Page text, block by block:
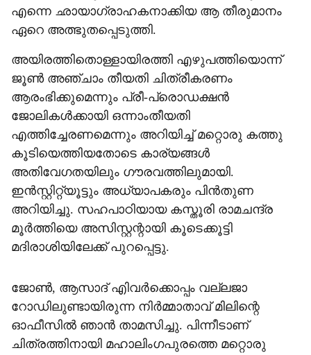
എന്നെ ഛായാഗ്രാഹകനാക്കിയ ആ തീരുമാനം
ഏറെ അത്ഭുതപ്പെടുത്തി.
അയിരത്തിതൊള്ളായിരത്തി എഴുപത്തിയൊന്ന്
ജൂണ്‍ അഞ്ചാം തീയതി ചിത്രീകരണം
ആരംഭിക്കുമെന്നും പ്രീ-പ്രൊഡക്ഷന്‍
ജോലികള്‍ക്കായി ഒന്നാംതീയതി
എത്തിച്ചേരണമെന്നും അറിയിച്ച് മറ്റൊരു കത്തു
കൂടിയെത്തിയതോടെ കാര്യങ്ങള്‍
അതിവേഗതയിലും ഗൗരവത്തിലുമായി.
ഇന്‍സ്റ്റിറ്റ്യൂട്ടും അധ്യാപകരും പിന്‍തുണ
അറിയിച്ചു. സഹപാഠിയായ കസ്തൂരി രാമചന്ദ്ര
മൂര്‍ത്തിയെ അസിസ്റ്റന്റായി കൂടെക്കൂട്ടി
മദിരാശിയിലേക്ക് പുറപ്പെട്ടു.
ജോണ്‍, ആസാദ് എിവര്‍ക്കൊപ്പം വല്ലജാ
റോഡിലുണ്ടായിരുന്ന നിര്‍മ്മാതാവ് മിലിന്റെ
ഓഫീസില്‍ ഞാന്‍ താമസിച്ചു. പിന്നീടാണ്
ചിത്രത്തിനായി മഹാലിംഗപുരത്തെ മറ്റൊരു